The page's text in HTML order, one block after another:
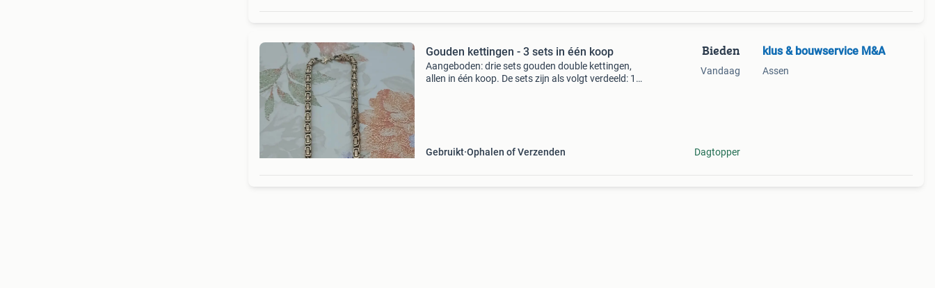
Gouden kettingen - 3 sets in één koop
Aangeboden: drie sets gouden double kettingen,
allen in één koop. De sets zijn als volgt verdeeld: 1
Gebruikt Ophalen of Verzenden
Bieden
Vandaag
Dagtopper
klus & bouwservice M&A
Assen